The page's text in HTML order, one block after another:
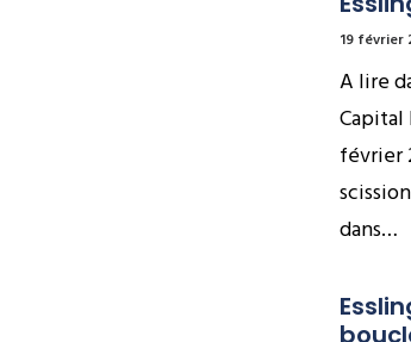
19 février
A lire
Capital
février
dans…